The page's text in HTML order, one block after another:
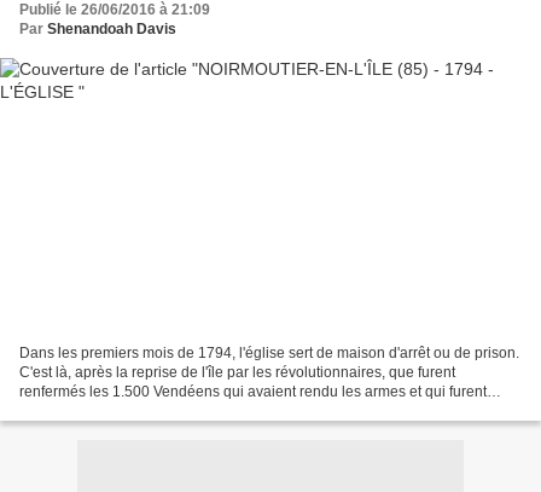
Publié le 26/06/2016 à 21:09
Par Shenandoah Davis
Dans les premiers mois de 1794, l'église sert de maison d'arrêt ou de prison.
C'est là, après la reprise de l'île par les révolutionnaires, que furent
renfermés les 1.500 Vendéens qui avaient rendu les armes et qui furent